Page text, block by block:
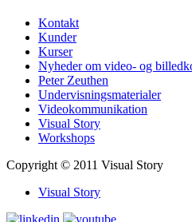
Kontakt
Kunder
Kurser
Nyheder om video- og
Peter Zeuthen
Undervisningsmaterialer
Videokommunikation
Visual Story
Workshops
Copyright © 2011 Visual Story
Visual Story